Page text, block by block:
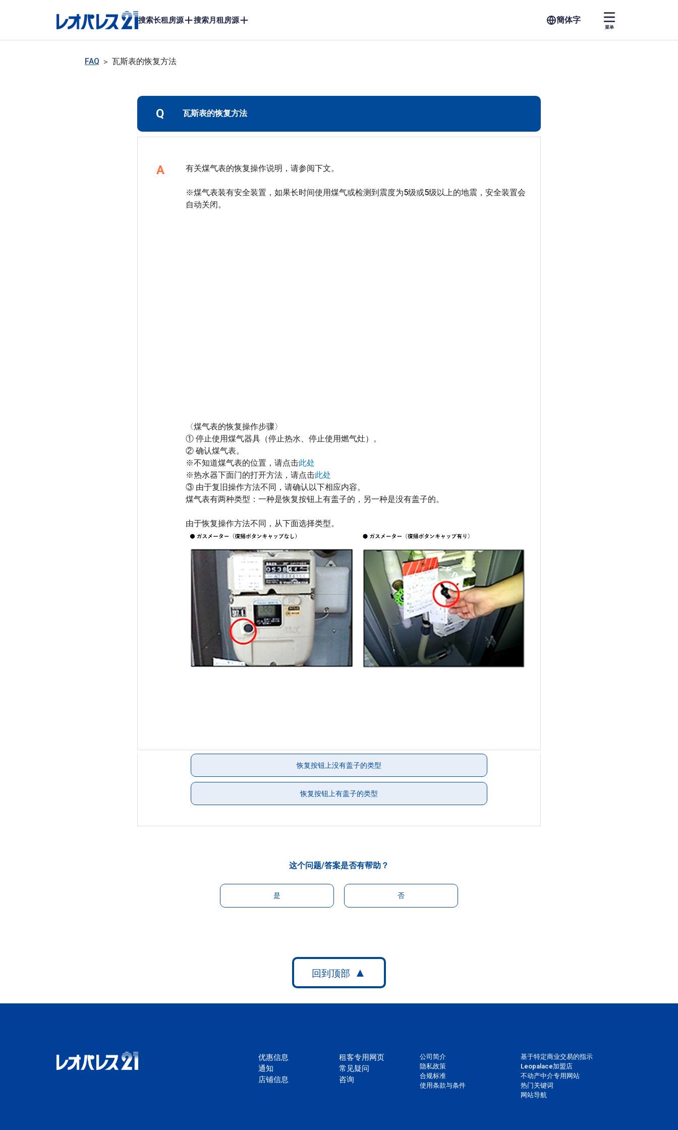
搜索长租房源 搜索月租房源
菜单
FAQ > 瓦斯表的恢复方法
Q 瓦斯表的恢复方法
A 有关煤气表的恢复操作说明，请参阅下文。
※煤气表装有安全装置，如果长时间使用煤气或检测到震度为5级或5级以上的地震，安全装置会
〈煤气表的恢复操作步骤〉
① 停止使用煤气器具（停止热水、停止使用燃气灶）。
② 确认煤气表。
※不知道煤气表的位置，请点击此处
※热水器下面门的打开方法，请点击此处
③ 由于复旧操作方法不同，请确认以下相应内容。
煤气表有两种类型：一种是恢复按钮上有盖子的，另一种是没有盖子的。
由于恢复操作方法不同，从下面选择类型。
恢复按钮上没有盖子的类型
恢复按钮上有盖子的类型
这个问题/答案是否有帮助？
优惠信息
通知
店铺信息
租客专用网页
常见疑问
咨询
公司简介
隐私政策
合规标准
使用条款与条件
基于特定商业交易的指示
Leopalace加盟店
不动产中介专用网站
热门关键词
网站导航